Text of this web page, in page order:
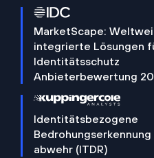
MarketScape:
integrierte Lösungen
Identitätsschutz
Anbieterbewertung
Identitätsbezogene
Bedrohungserkennung
abwehr (ITDR)